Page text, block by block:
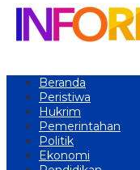
Beranda
Peristiwa
Hukrim
Pemerintahan
Politik
Ekonomi